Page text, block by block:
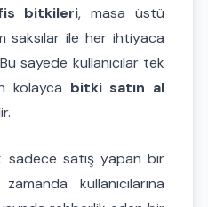
bitkileri, masa üstü
saksılar ile her ihtiyaca
sayede kullanıcılar tek
kolayca bitki satın al
sadece satış yapan bir
kullanıcılarına